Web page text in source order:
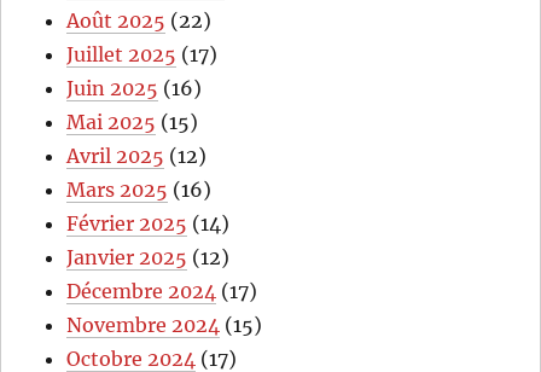
Août 2025 (22)
Juillet 2025 (17)
Juin 2025 (16)
Mai 2025 (15)
Avril 2025 (12)
Mars 2025 (16)
Février 2025 (14)
Janvier 2025 (12)
Décembre 2024 (17)
Novembre 2024 (15)
Octobre 2024 (17)